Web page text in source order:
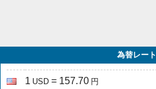
為替レート
1 USD = 157.70 円